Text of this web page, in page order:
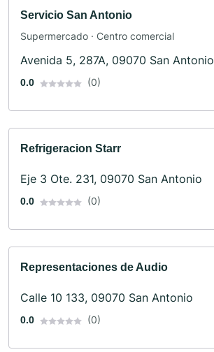
Servicio San Antonio
Supermercado · Centro comercial
Avenida 5, 287A, 09070 San Antonio
0.0 (0)
Refrigeracion Starr
Eje 3 Ote. 231, 09070 San Antonio
0.0 (0)
Representaciones de Audio
Calle 10 133, 09070 San Antonio
0.0 (0)